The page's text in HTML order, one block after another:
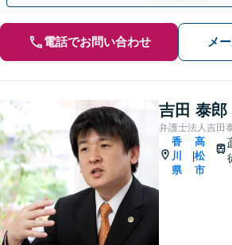
電話でお問い合わせ メ
吉田 泰郎
弁護士法人吉田
香
川
県
高
松
市